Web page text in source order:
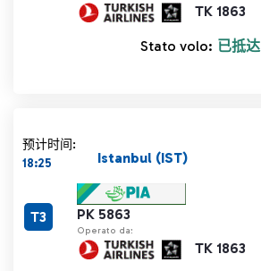
TK 1863
Stato volo: 已抵达
预计时间:
18:25
PK 5863
Operato da:
TK 1863
Istanbul (IST)
T3